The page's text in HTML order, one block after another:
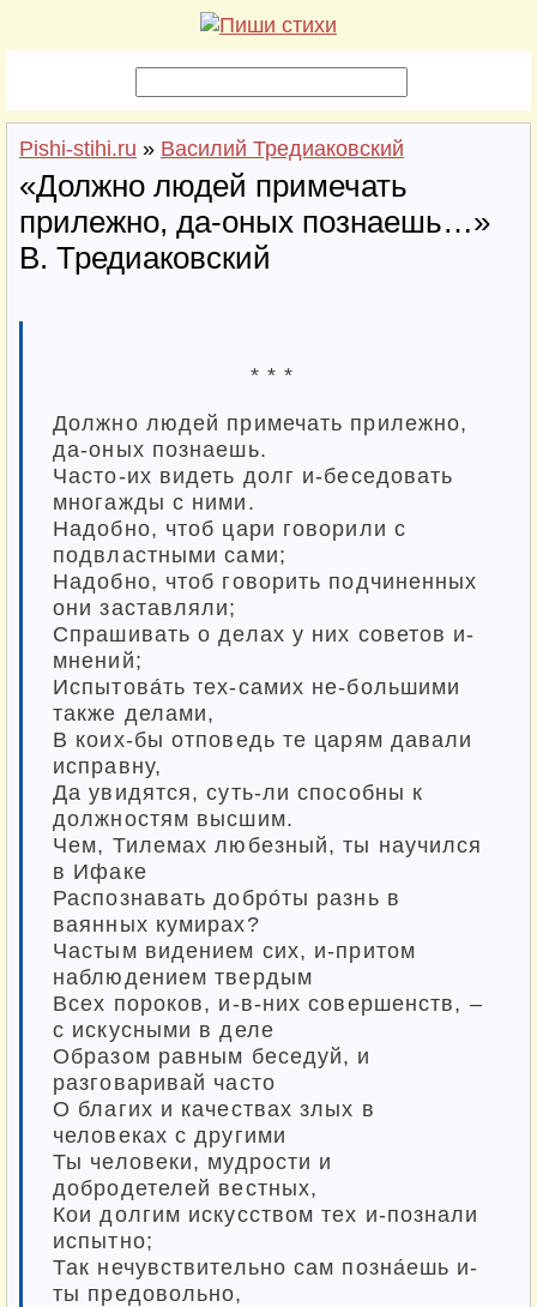
Pishi-stihi.ru » Василий Тредиаковский
«Должно людей примечать
прилежно, да-оных познаешь…»
В. Тредиаковский
* * *
Должно людей примечать прилежно,
да-оных познаешь.
Часто-их видеть долг и-беседовать
многажды с ними.
Надобно, чтоб цари говорили с
подвластными сами;
Надобно, чтоб говорить подчиненных
они заставляли;
Спрашивать о делах у них советов и-
мнений;
Испытова́ть тех-самих не-большими
также делами,
В коих-бы отповедь те царям давали
исправну,
Да увидятся, суть-ли способны к
должностям высшим.
Чем, Тилемах любезный, ты научился
в Ифаке
Распознавать добро́ты разнь в
ваянных кумирах?
Частым видением сих, и-притом
наблюдением твердым
Всех пороков, и-в-них совершенств, –
с искусными в деле
Образом равным беседуй, и
разговаривай часто
О благих и качествах злых в
человеках с другими
Ты человеки, мудрости и
добродетелей вестных,
Кои долгим искусством тех и-познали
испытно;
Так нечувствительно сам позна́ешь и-
ты предовольно,